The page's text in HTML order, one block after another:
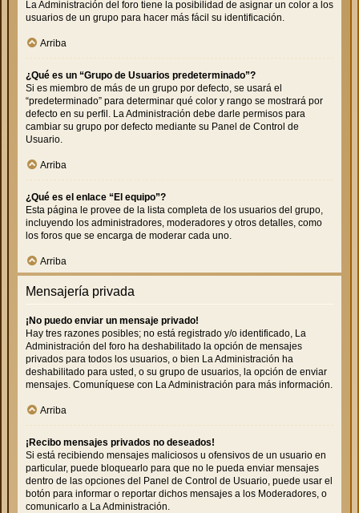
La Administración del foro tiene la posibilidad de asignar un color a los
usuarios de un grupo para hacer más fácil su identificación.
Arriba
¿Qué es un “Grupo de Usuarios predeterminado”?
Si es miembro de más de un grupo por defecto, se usará el
“predeterminado” para determinar qué color y rango se mostrará por
defecto en su perfil. La Administración debe darle permisos para
cambiar su grupo por defecto mediante su Panel de Control de
Usuario.
Arriba
¿Qué es el enlace “El equipo”?
Esta página le provee de la lista completa de los usuarios del grupo,
incluyendo los administradores, moderadores y otros detalles, como
los foros que se encarga de moderar cada uno.
Arriba
Mensajería privada
¡No puedo enviar un mensaje privado!
Hay tres razones posibles; no está registrado y/o identificado, La
Administración del foro ha deshabilitado la opción de mensajes
privados para todos los usuarios, o bien La Administración ha
deshabilitado para usted, o su grupo de usuarios, la opción de enviar
mensajes. Comuníquese con La Administración para más información.
Arriba
¡Recibo mensajes privados no deseados!
Si está recibiendo mensajes maliciosos u ofensivos de un usuario en
particular, puede bloquearlo para que no le pueda enviar mensajes
dentro de las opciones del Panel de Control de Usuario, puede usar el
botón para informar o reportar dichos mensajes a los Moderadores, o
comunicarlo a La Administración.